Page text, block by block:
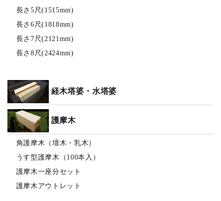
長さ5尺(1515mm)
長さ6尺(1818mm)
長さ7尺(2121mm)
長さ8尺(2424mm)
経木塔婆・水塔婆
護摩木
角護摩木（壇木・乳木）
うす型護摩木（100本入）
護摩木一座分セット
護摩木アウトレット